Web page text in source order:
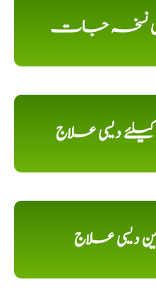
دیسی نسخہ جات
کیلئے دیسی علاج
دیسی علاج